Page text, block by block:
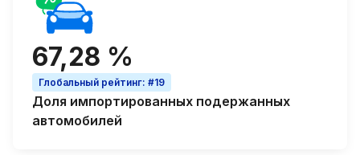
67,28 %
Глобальный рейтинг: #19
Доля импортированных подержанных
автомобилей